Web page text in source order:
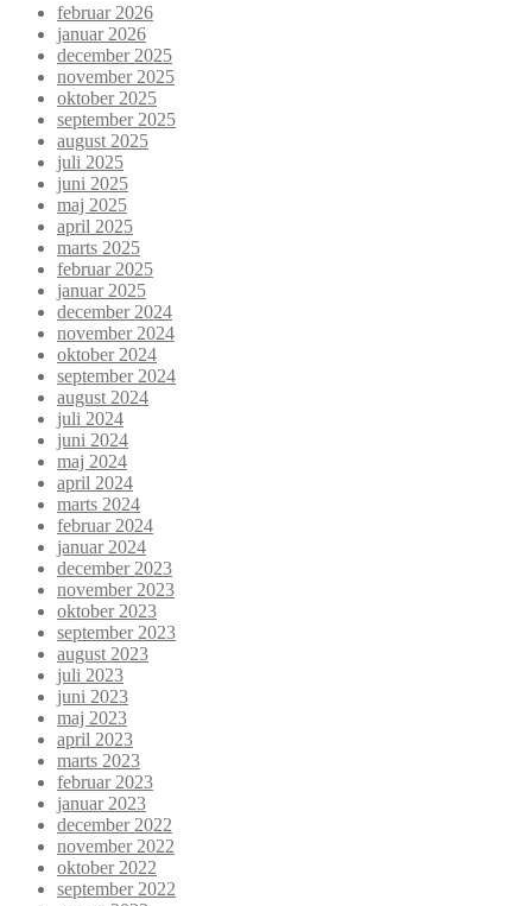
februar 2026
januar 2026
december 2025
november 2025
oktober 2025
september 2025
august 2025
juli 2025
juni 2025
maj 2025
april 2025
marts 2025
februar 2025
januar 2025
december 2024
november 2024
oktober 2024
september 2024
august 2024
juli 2024
juni 2024
maj 2024
april 2024
marts 2024
februar 2024
januar 2024
december 2023
november 2023
oktober 2023
september 2023
august 2023
juli 2023
juni 2023
maj 2023
april 2023
marts 2023
februar 2023
januar 2023
december 2022
november 2022
oktober 2022
september 2022